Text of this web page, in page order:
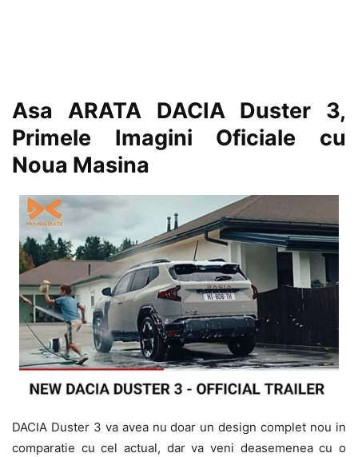
Asa ARATA DACIA Duster 3,
Primele Imagini Oficiale cu
Noua Masina
DACIA Duster 3 va avea nu doar un design complet nou in
comparatie cu cel actual, dar va veni deasemenea cu o